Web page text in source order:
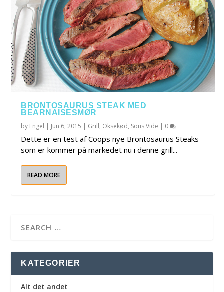
BRONTOSAURUS STEAK MED
BEARNAISESMØR
by Engel | Jun 6, 2015 | Grill, Oksekød, Sous Vide | 0
Dette er en test af Coops nye Brontosaurus Steaks
som er kommer på markedet nu i denne grill...
READ MORE
KATEGORIER
Alt det andet